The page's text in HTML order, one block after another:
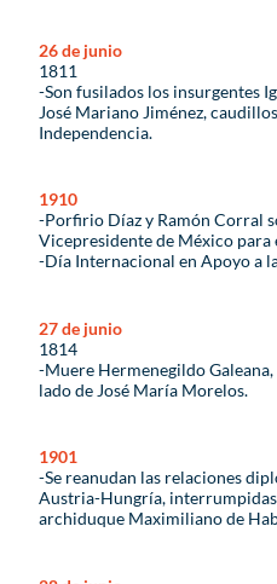
26 de junio
1811
-Son fusilados los insurgentes
José Mariano Jiménez,
Independencia.
1910
-Porfirio Díaz y Ramón Corral
Vicepresidente de México
-Día Internacional en Apoyo a
27 de junio
1814
-Muere Hermenegildo
lado de José María Morelos.
1901
-Se reanudan las relaciones
Austria-Hungría,
archiduque Maximiliano de